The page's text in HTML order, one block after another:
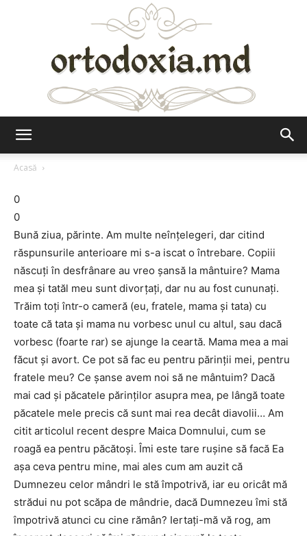
Acasă
0
0
Bună ziua, părinte. Am multe neînţelegeri, dar citind
răspunsurile anterioare mi s-a iscat o întrebare. Copiii
născuţi în desfrânare au vreo şansă la mântuire? Mama
mea şi tatăl meu sunt divorţaţi, dar nu au fost cununaţi.
Trăim toţi într-o cameră (eu, fratele, mama şi tata) cu
toate că tata şi mama nu vorbesc unul cu altul, sau dacă
vorbesc (foarte rar) se ajunge la ceartă. Mama mea a mai
făcut şi avort. Ce pot să fac eu pentru părinţii mei, pentru
fratele meu? Ce şanse avem noi să ne mântuim? Dacă
mai cad şi păcatele părinţilor asupra mea, pe lângă toate
păcatele mele precis că sunt mai rea decât diavolii… Am
citit articolul recent despre Maica Domnului, cum se
roagă ea pentru păcătoşi. Îmi este tare ruşine să facă Ea
aşa ceva pentru mine, mai ales cum am auzit că
Dumnezeu celor mândri le stă împotrivă, iar eu oricât mă
strădui nu pot scăpa de mândrie, dacă Dumnezeu îmi stă
împotrivă atunci cu cine rămân? Iertaţi-mă vă rog, am